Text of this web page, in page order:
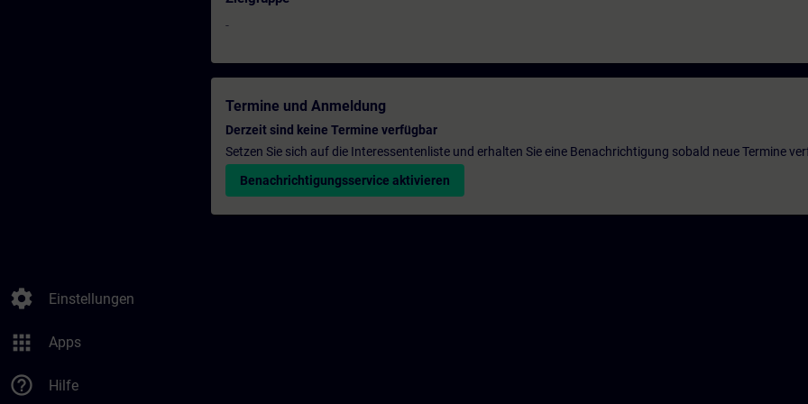
settings Einstellungen
apps Apps
help_outline Hilfe
-
Termine und Anmeldung
Derzeit sind keine Termine verfügbar
Setzen Sie sich auf die Interessentenliste und erhalten Sie eine Benachrichtigung sobald neue Termine
Benachrichtigungsservice aktivieren